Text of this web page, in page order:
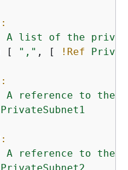
A list of the
[ "," , [ !Ref
A reference to the
PrivateSubnet1
A reference to the